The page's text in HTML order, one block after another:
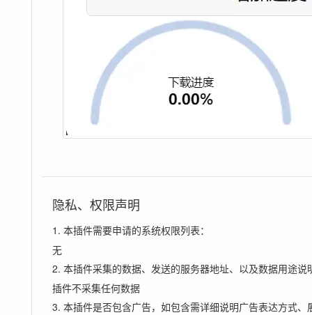
隐私、权限声明
1. 本插件需要申请的系统权限列表：
无
2. 本插件采集的数据、发送的服务器地址、以及数据用途说
插件不采集任何数据
3. 本插件是否包含广告，如包含需详细说明广告表达方式、